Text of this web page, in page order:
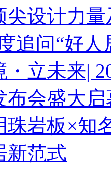
设计力
追问“好人
・立未来|
布会盛大启
珠岩板×知
新范式